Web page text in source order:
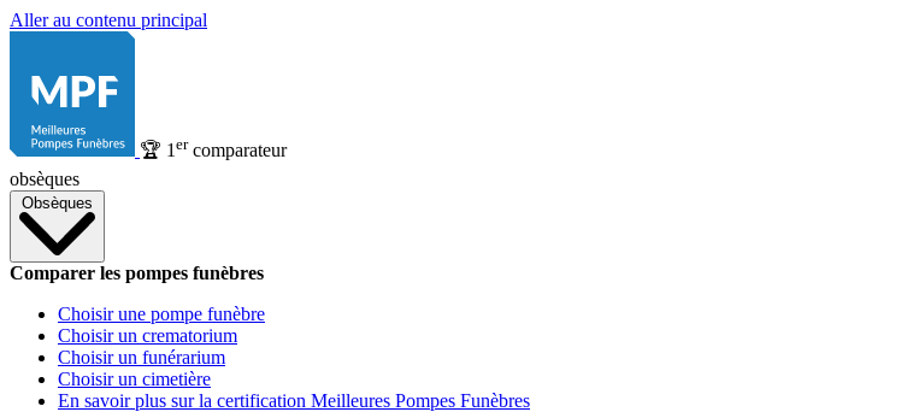
Aller au contenu principal
🏆 1 ercomparateur
obsèques
Obsèques
Comparer les pompes funèbres
Choisir une pompe funèbre
Choisir un crematorium
Choisir un funérarium
Choisir un cimetière
En savoir plus sur la certification Meilleures Pompes Funèbres